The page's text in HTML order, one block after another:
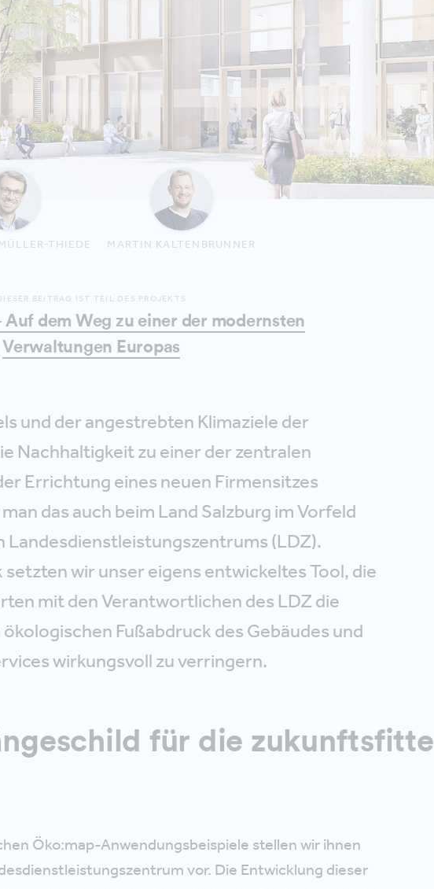
THIEDE MARTIN KALTENBRUNNER
BEITRAG IST TEIL DES PROJEKTS
Auf dem Weg zu einer der modernsten
Verwaltungen Europas
und der angestrebten Klimaziele der
Nachhaltigkeit zu einer der zentralen
Errichtung eines neuen Firmensitzes
das auch beim Land Salzburg im Vorfeld
Landesdienstleistungszentrums (LDZ).
setzten wir unser eigens entwickeltes Tool, die
mit den Verantwortlichen des LDZ die
Fußabdruck des Gebäudes und
wirkungsvoll zu verringern.
für die zukunftsfitte
Öko:map-Anwendungsbeispiele stellen wir ihnen
vor. Die Entwicklung dieser